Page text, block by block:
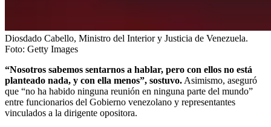
Diosdado Cabello, Ministro del Interior y Justicia de Venezuela.
Foto: Getty Images
“Nosotros sabemos sentarnos a hablar, pero con ellos no está
planteado nada, y con ella menos”, sostuvo. Asimismo, aseguró
que “no ha habido ninguna reunión en ninguna parte del mundo”
entre funcionarios del Gobierno venezolano y representantes
vinculados a la dirigente opositora.